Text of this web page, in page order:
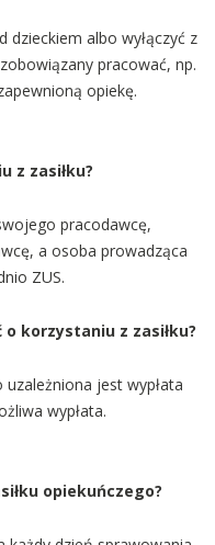
dzieckiem albo wyłączyć z
pracować, np.
opiekę.
z zasiłku?
pracodawcę,
a osoba prowadząca
ZUS.
korzystaniu z zasiłku?
jest wypłata
wypłata.
opiekuńczego?